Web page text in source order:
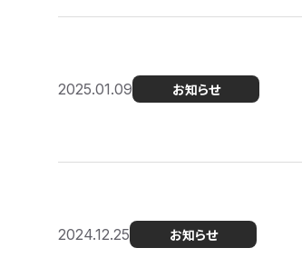
2025.01.09 お知らせ
2024.12.25 お知らせ